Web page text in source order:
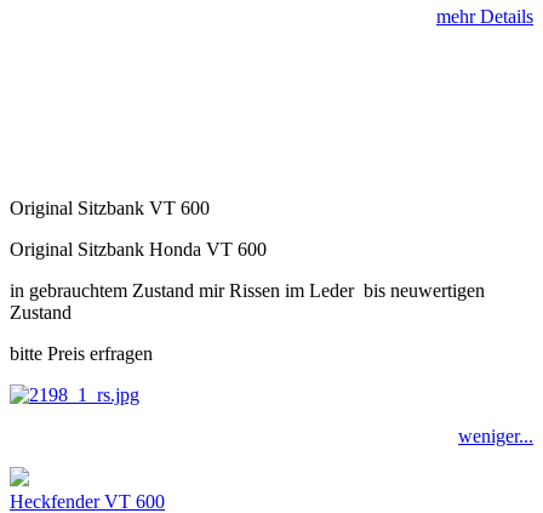
mehr Details
Original Sitzbank VT 600
Original Sitzbank Honda VT 600
in gebrauchtem Zustand mir Rissen im Leder bis neuwertigen
Zustand
bitte Preis erfragen
weniger...
Heckfender VT 600